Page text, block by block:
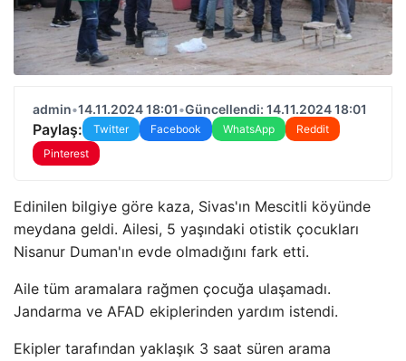
admin•14.11.2024 18:01•Güncellendi: 14.11.2024 18:01
Paylaş: Twitter Facebook WhatsApp
Reddit
Pinterest
Edinilen bilgiye göre kaza, Sivas'ın Mescitli köyünde
meydana geldi. Ailesi, 5 yaşındaki otistik çocukları
Nisanur Duman'ın evde olmadığını fark etti.
Aile tüm aramalara rağmen çocuğa ulaşamadı.
Jandarma ve AFAD ekiplerinden yardım istendi.
Ekipler tarafından yaklaşık 3 saat süren arama